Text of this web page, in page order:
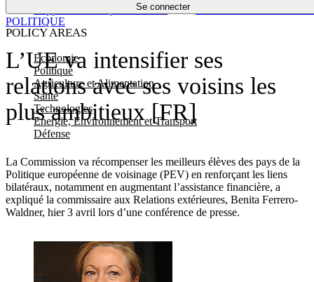
Se connecter
POLICY AREAS
Economie
Politique
Agriculture et Alimentation
Santé
Technologies
Energie, Environnement et Transport
Défense
Économie
L’UE va intensifier ses
relations avec ses voisins les
plus ambitieux [FR]
La Commission va récompenser les meilleurs élèves des pays de la
Politique européenne de voisinage (PEV) en renforçant les liens
bilatéraux, notamment en augmentant l’assistance financière, a
expliqué la commissaire aux Relations extérieures, Benita Ferrero-
Waldner, hier 3 avril lors d’une conférence de presse.
POLITIQUE